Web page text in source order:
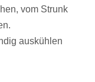
vom Strunk
auskühlen